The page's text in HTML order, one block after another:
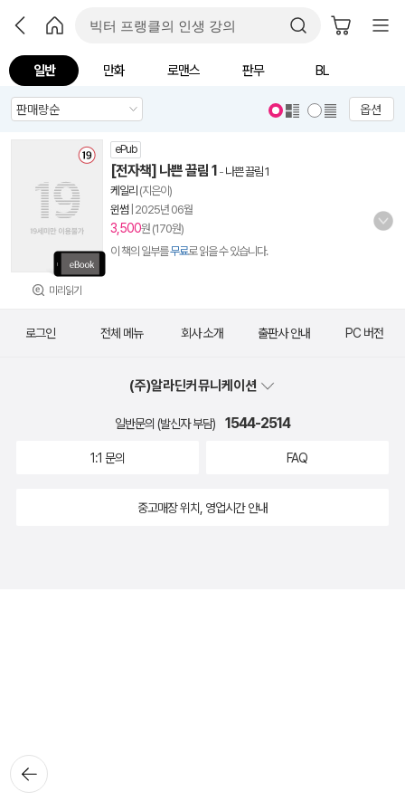
일반 만화 로맨스 판무 BL
옵션
미리읽기
ePub
[전자책] 나쁜 끌림 1 - 나쁜 끌림 1
케일리 (지은이)
윈썸 2025년 06월
3,500원 (170원)
이 책의 일부를무료로 읽을 수 있습니다.
뒤로가
기
로그인 전체 메뉴 회사 소개 출판사 안내 PC 버전
(주)알라딘커뮤니케이션
일반문의 (발신자 부담) 1544-2514
1:1 문의 FAQ
중고매장 위치, 영업시간 안내